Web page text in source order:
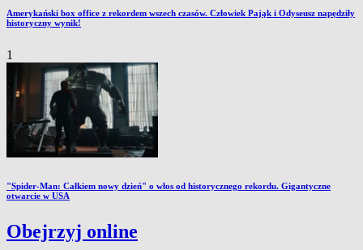
Amerykański box office z rekordem wszech czasów. Człowiek Pająk i Odyseusz napędziły
historyczny wynik!
1
"Spider-Man: Całkiem nowy dzień" o włos od historycznego rekordu. Gigantyczne
otwarcie w USA
Obejrzyj online